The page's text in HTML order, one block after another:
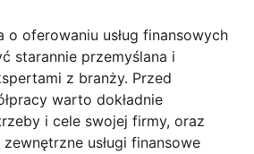
o oferowaniu usług finansowych
starannie przemyślana i
z branży. Przed
warto dokładnie
i cele swojej firmy, oraz
usługi finansowe